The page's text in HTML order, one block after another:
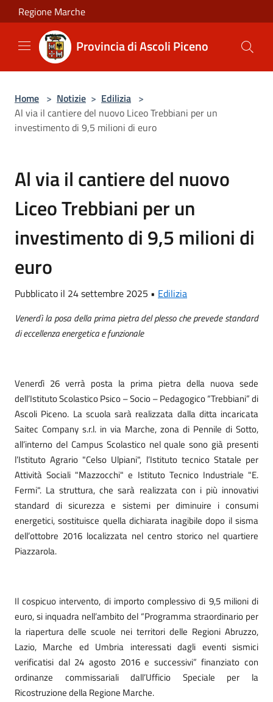
Salta al contenuto principale
Regione Marche
Provincia di Ascoli Piceno
Home > Notizie > Edilizia >
Al via il cantiere del nuovo Liceo Trebbiani per un
investimento di 9,5 milioni di euro
Al via il cantiere del nuovo
Liceo Trebbiani per un
investimento di 9,5 milioni di
euro
Pubblicato il 24 settembre 2025 • Edilizia
Venerdì la posa della prima pietra del plesso che prevede standard
di eccellenza energetica e funzionale
Venerdì 26 verrà posta la prima pietra della nuova sede
dell’Istituto Scolastico Psico – Socio – Pedagogico “Trebbiani” di
Ascoli Piceno. La scuola sarà realizzata dalla ditta incaricata
Saitec Company s.r.l. in via Marche, zona di Pennile di Sotto,
all’interno del Campus Scolastico nel quale sono già presenti
l’Istituto Agrario "Celso Ulpiani", l’Istituto tecnico Statale per
Attività Sociali "Mazzocchi" e Istituto Tecnico Industriale "E.
Fermi". La struttura, che sarà realizzata con i più innovativi
standard di sicurezza e sistemi per diminuire i consumi
energetici, sostituisce quella dichiarata inagibile dopo il sisma
dell’ottobre 2016 localizzata nel centro storico nel quartiere
Piazzarola.
Il cospicuo intervento, di importo complessivo di 9,5 milioni di
euro, si inquadra nell’ambito del “Programma straordinario per
la riapertura delle scuole nei territori delle Regioni Abruzzo,
Lazio, Marche ed Umbria interessati dagli eventi sismici
verificatisi dal 24 agosto 2016 e successivi” finanziato con
ordinanze commissariali dall’Ufficio Speciale per la
Ricostruzione della Regione Marche.